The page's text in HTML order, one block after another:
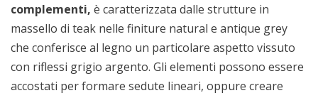
complementi, è caratterizzata dalle strutture in
massello di teak nelle finiture natural e antique grey
che conferisce al legno un particolare aspetto vissuto
con riflessi grigio argento. Gli elementi possono essere
accostati per formare sedute lineari, oppure creare